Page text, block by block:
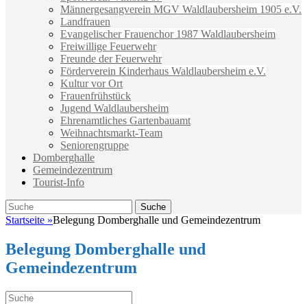
Männergesangverein MGV Waldlaubersheim 1905 e.V.
Landfrauen
Evangelischer Frauenchor 1987 Waldlaubersheim
Freiwillige Feuerwehr
Freunde der Feuerwehr
Förderverein Kinderhaus Waldlaubersheim e.V.
Kultur vor Ort
Frauenfrühstück
Jugend Waldlaubersheim
Ehrenamtliches Gartenbauamt
Weihnachtsmarkt-Team
Seniorengruppe
Domberghalle
Gemeindezentrum
Tourist-Info
Suche
Suche
nach:
Startseite »Belegung Domberghalle und Gemeindezentrum
Belegung Domberghalle und
Gemeindezentrum
Suche